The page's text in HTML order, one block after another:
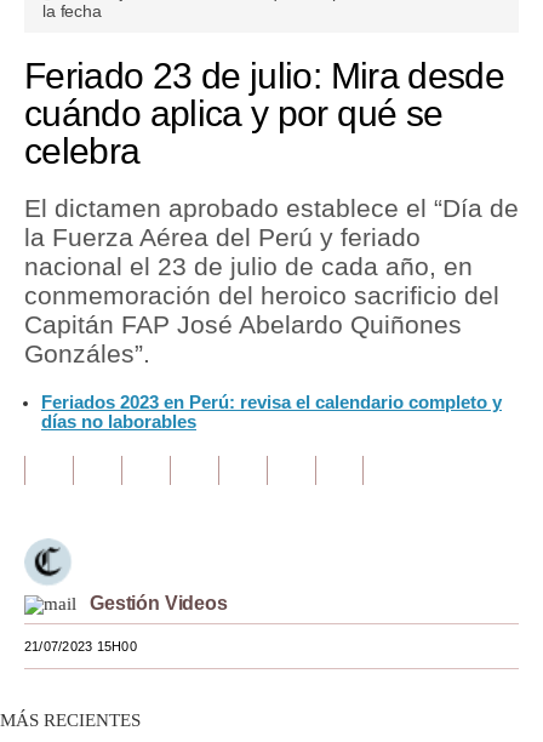
Finanzas Personales
Inmobiliarias
Opinión
Editorial
Pregunta de hoy
Tendencias
Lujo
Moda
Estilos
Mundo
EEUU
minute,
5
seconds
la fecha
Feriado 23 de julio: Mira desde
cuándo aplica y por qué se
celebra
El dictamen aprobado establece el “Día de
la Fuerza Aérea del Perú y feriado
nacional el 23 de julio de cada año, en
conmemoración del heroico sacrificio del
Capitán FAP José Abelardo Quiñones
Gonzáles”.
Feriados 2023 en Perú: revisa el calendario completo y
días no laborables
Gestión Videos
21/07/2023 15H00
MÁS RECIENTES